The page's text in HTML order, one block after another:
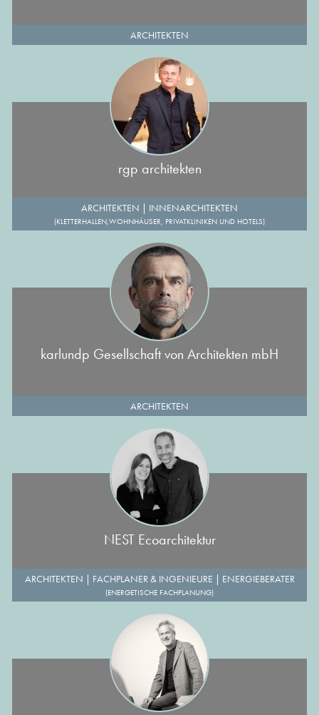
ARCHITEKTEN
rgp architekten
ARCHITEKTEN | INNENARCHITEKTEN
(KLETTERHALLEN,WOHNHÄUSER, PRIVATKLINIKEN UND HOTELS)
karlundp Gesellschaft von Architekten mbH
ARCHITEKTEN
NEST Ecoarchitektur
ARCHITEKTEN | FACHPLANER & INGENIEURE | ENERGIEBERATER
(ENERGETISCHE FACHPLANUNG)